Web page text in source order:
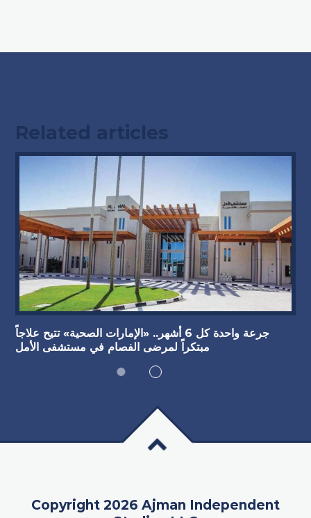
Related articles
جرعة واحدة كل 6 أشهر.. «الإمارات الصحية» تتيح علاجاً
مبتكراً لمرضى الفصام في مستشفى الأمل
Copyright 2026 Ajman Independent